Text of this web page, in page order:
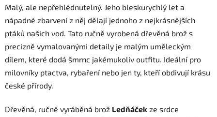
Malý, ale nepřehlédnutelný. Jeho bleskurychlý let a
nápadné zbarvení z něj dělají jednoho z nejkrásnějších
ptáků našich vod. Tato ručně vyrobená dřevěná brož s
precizně vymalovanými detaily je malým uměleckým
dílem, které dodá šmrnc jakémukoliv outfitu. Ideální pro
milovníky ptactva, rybaření nebo jen ty, kteří obdivují krásu
české přírody.
Dřevěná, ručně vyráběná brož Ledňáček ze srdce